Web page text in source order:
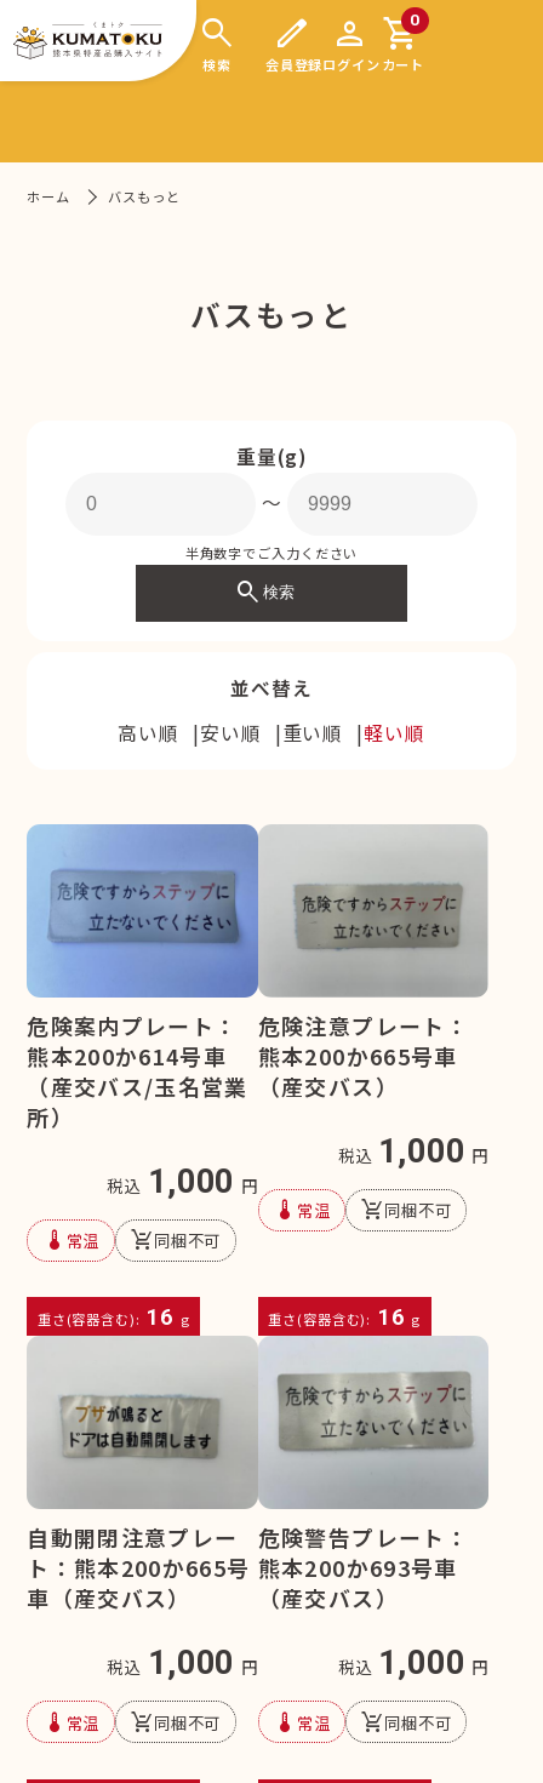
search
検索
edit
会員登録
person
ログイン
0
shopping_cart
カート
ホーム バスもっと
バスもっと
重量(g)
〜
半角数字でご入力ください
search検索
並べ替え
高い順
安い順 重い順 軽い順
危険案内プレート：
熊本200か614号車
（産交バス/玉名営業
所）
税込 1,000 円
device_thermostat 常温 remove_shopping_cart同梱不可
重さ(容器含む): 16 g
危険注意プレート：
熊本200か665号車
（産交バス）
税込 1,000 円
device_thermostat 常温 remove_shopping_cart同梱不可
重さ(容器含む): 16 g
自動開閉注意プレー
ト：熊本200か665号
車（産交バス）
税込 1,000 円
device_thermostat 常温 remove_shopping_cart同梱不可
危険警告プレート：
熊本200か693号車
（産交バス）
税込 1,000 円
device_thermostat 常温 remove_shopping_cart同梱不可